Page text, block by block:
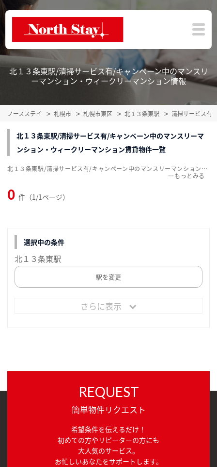
北１３条東駅/清掃サービス有/キャンペーン中のマンスリ
ーマンション・ウィークリーマンション情報
ノースステイ 札幌市 札幌市東区 北１３条東駅 清掃サービス有
北１３条東駅/清掃サービス有/キャンペーン中のマンスリーマ
ンション・ウィークリーマンション賃貸物件一覧
0 件（1/1ページ）
北１３条東駅/清掃サービス有/キャンペーン中のマンスリーマンション・ウィークリーマンション賃貸物件一覧を掲載中。敷金・礼金無料、家具・家電付をご紹介。こだわり条件での絞込みも簡単！
…
選択中の条件
北１３条東駅
駅を変更
さらに表示
REQUEST
簡単物件リクエスト
希望条件を伝えるだけ！
初めての方やリピーターの方にも
大人気のサービス。
お忙しいあなたをサポートします。